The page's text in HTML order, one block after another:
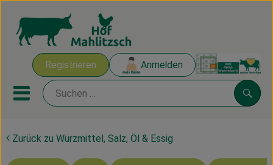
Registrieren Anmelden
Mobiles Menu öffnen oder
Ökokisten
Zurück zu Würzmittel, Salz, Öl & Essig